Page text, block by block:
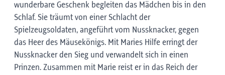
wunderbare Geschenk begleiten das Mädchen bis in den
Schlaf. Sie träumt von einer Schlacht der
Spielzeugsoldaten, angeführt vom Nussknacker, gegen
das Heer des Mäusekönigs. Mit Maries Hilfe erringt der
Nussknacker den Sieg und verwandelt sich in einen
Prinzen. Zusammen mit Marie reist er in das Reich der